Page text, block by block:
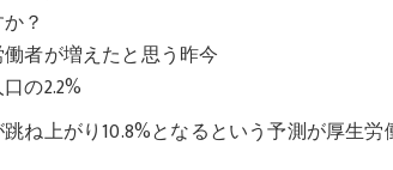
？
者が増えたと思う昨今
の2.2%
ね上がり10.8%となるという予測が厚生労